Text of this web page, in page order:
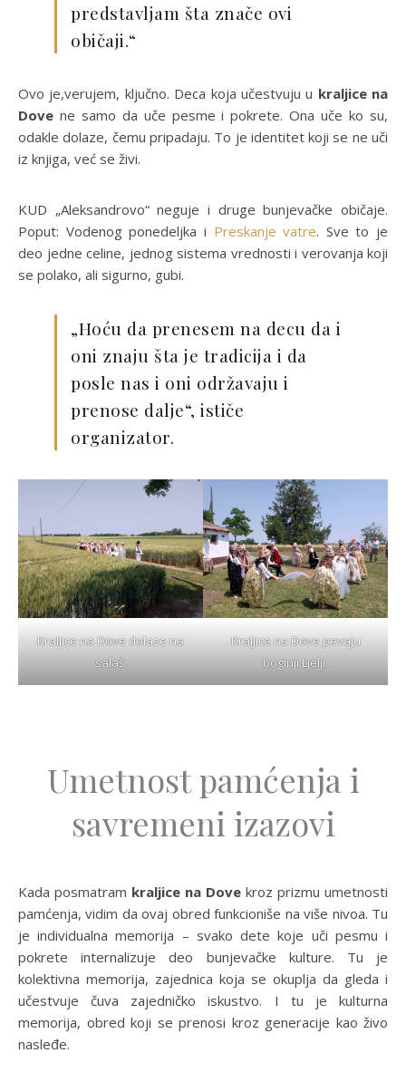
predstavljam šta znače ovi
običaji.“
Ovo je,verujem, ključno. Deca koja učestvuju u kraljice na
Dove ne samo da uče pesme i pokrete. Ona uče ko su,
odakle dolaze, čemu pripadaju. To je identitet koji se ne uči
iz knjiga, već se živi.
KUD „Aleksandrovo“ neguje i druge bunjevačke običaje.
Poput: Vodenog ponedeljka i Preskanje vatre. Sve to je
deo jedne celine, jednog sistema vrednosti i verovanja koji
se polako, ali sigurno, gubi.
„Hoću da prenesem na decu da i
oni znaju šta je tradicija i da
posle nas i oni održavaju i
prenose dalje“, ističe
organizator.
Kraljice na Dove dolaze na
salaš.
Kraljice na Dove pevaju
boginji Ljelji.
Umetnost pamćenja i
savremeni izazovi
Kada posmatram kraljice na Dove kroz prizmu umetnosti
pamćenja, vidim da ovaj obred funkcioniše na više nivoa. Tu
je individualna memorija – svako dete koje uči pesmu i
pokrete internalizuje deo bunjevačke kulture. Tu je
kolektivna memorija, zajednica koja se okuplja da gleda i
učestvuje čuva zajedničko iskustvo. I tu je kulturna
memorija, obred koji se prenosi kroz generacije kao živo
nasleđe.